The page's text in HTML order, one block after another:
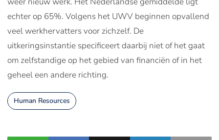
echter op 65%. Volgens het UWV beginnen opvallend
veel werkhervatters voor zichzelf. De
uitkeringsinstantie specificeert daarbij niet of het gaat
om zelfstandige op het gebied van financiën of in het
geheel een andere richting.
Human Resources